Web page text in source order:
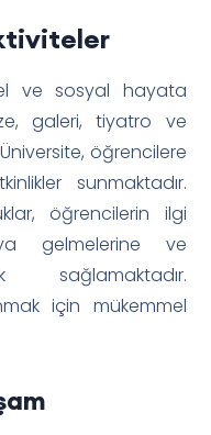
ve sosyal hayata
galeri, tiyatro ve
öğrencilere
sunmaktadır.
öğrencilerin ilgi
gelmelerine ve
sağlamaktadır.
için mükemmel